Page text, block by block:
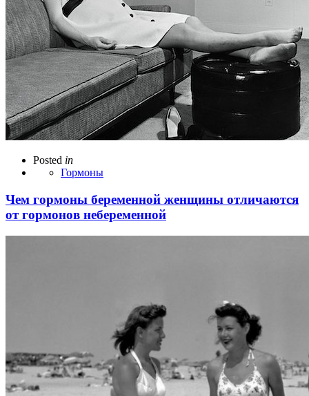
Posted in
Гормоны
Чем гормоны беременной женщины отличаются
от гормонов небеременной